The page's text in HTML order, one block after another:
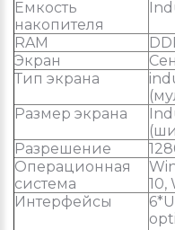
Емкость
накопителя
RAM
Экран
Тип экрана
Размер экрана
Разрешение
Операционная
система
10,
Интерфейсы